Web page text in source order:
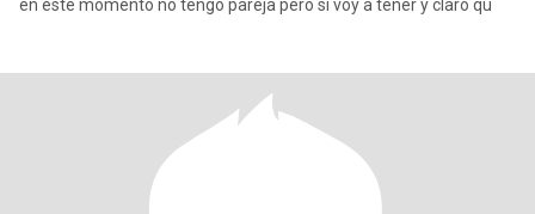
en este momento no tengo pareja pero si voy a tener y claro qu